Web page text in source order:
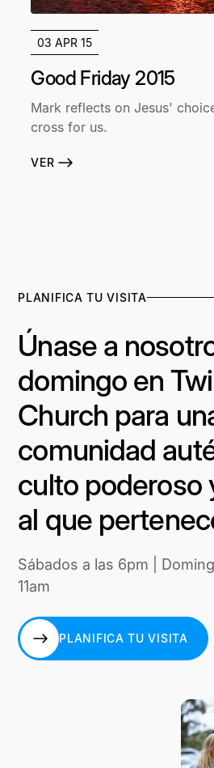
03 APR 15
Good Friday 2015
Mark reflects on Jesus'
cross for us.
VER
PLANIFICA TU VISITA
Únase a
domingo en
Church para
comunidad
culto poderoso
al que
Sábados a las 6pm |
11am
PLANIFICA TU VISITA